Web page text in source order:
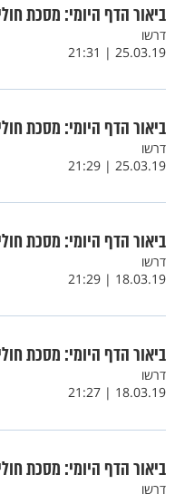
ביאור הדף היומי: מסכת
דרשו
25.03.19 | 21:31
ביאור הדף היומי: מסכת
דרשו
25.03.19 | 21:29
ביאור הדף היומי: מסכת
דרשו
18.03.19 | 21:29
ביאור הדף היומי: מסכת
דרשו
18.03.19 | 21:27
ביאור הדף היומי: מסכת
דרשו